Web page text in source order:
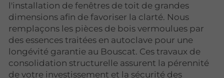
l'installation de fenêtres de toit de grandes
dimensions afin de favoriser la clarté. Nous
remplaçons les pièces de bois vermoulues par
des essences traitées en autoclave pour une
longévité garantie au Bouscat. Ces travaux de
consolidation structurelle assurent la pérennité
de votre investissement et la sécurité des